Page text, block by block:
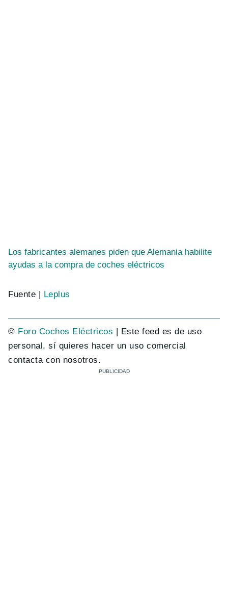
Los fabricantes alemanes piden que Alemania habilite
ayudas a la compra de coches eléctricos
Fuente | Leplus
© Foro Coches Eléctricos | Este feed es de uso
personal, sí quieres hacer un uso comercial
contacta con nosotros.